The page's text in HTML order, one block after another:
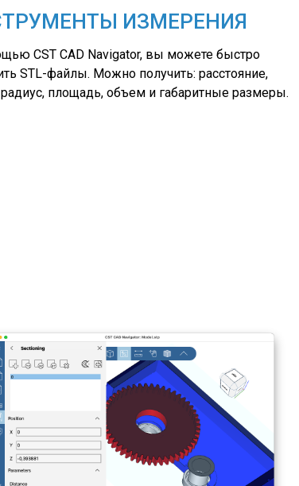
ИЗМЕРЕНИЯ
CST CAD Navigator, вы можете быстро
STL-файлы. Можно получить: расстояние,
площадь, объем и габаритные размеры.